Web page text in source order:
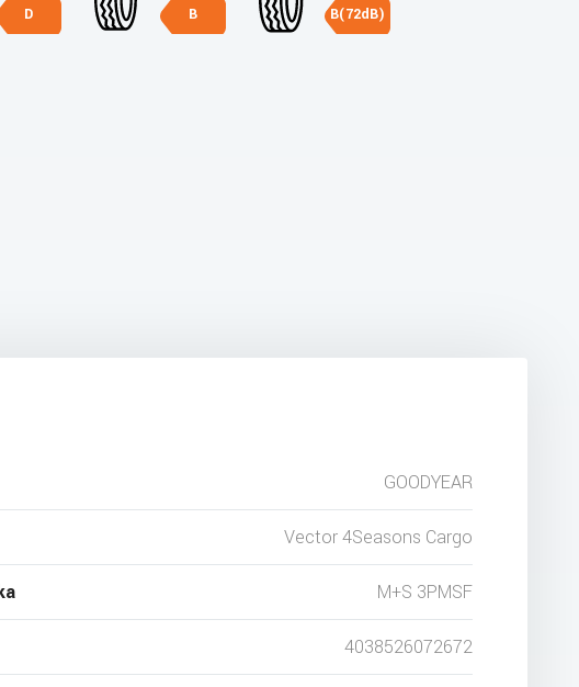
D B B(72dB)
GOODYEAR
Vector 4Seasons Cargo
M+S 3PMSF
4038526072672